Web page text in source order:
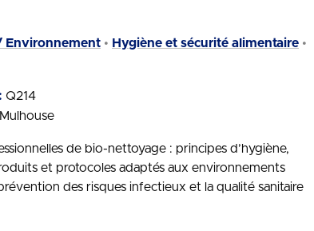
Environnement
Hygiène et sécurité alimentaire
Q214
Mulhouse
de bio-nettoyage : principes d’hygiène,
et protocoles adaptés aux environnements
des risques infectieux et la qualité sanitaire